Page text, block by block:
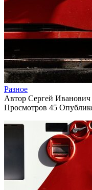
Разное
Автор Сергей Иванович
Просмотров 45